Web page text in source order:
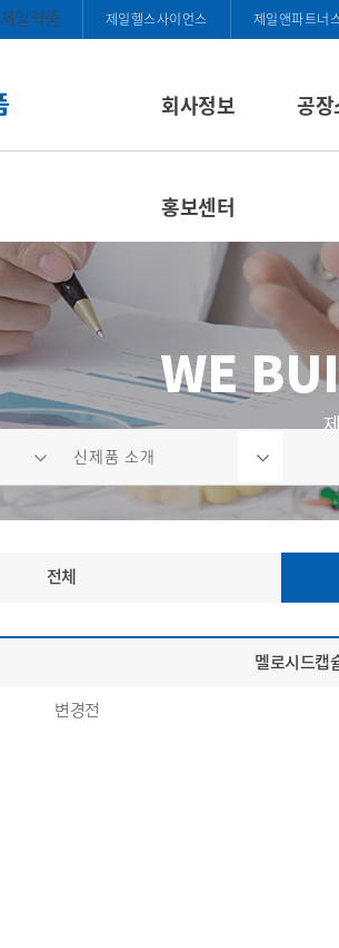
제일약품 제일헬스사이언스 제일앤파트너
회사정보 공
홍보센터
신제품 소개
전체
멜로시드캡
변경전